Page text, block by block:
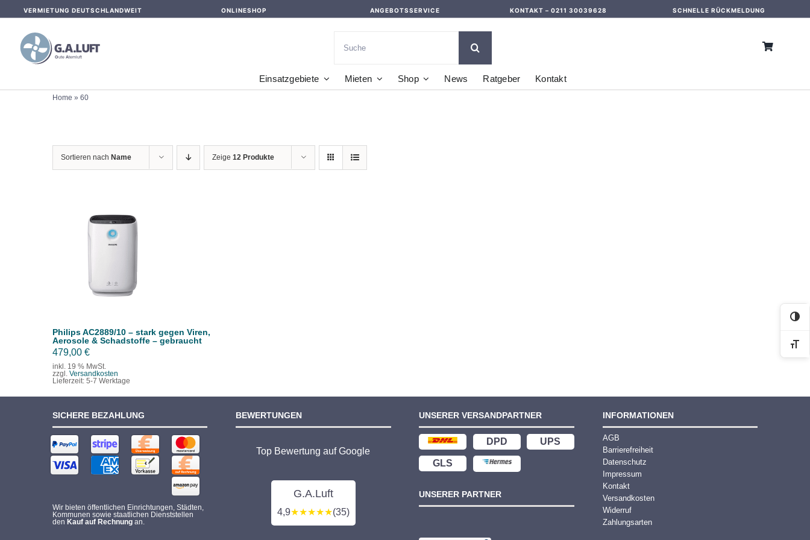
content
VERMIETUNG DEUTSCHLANDWEIT ONLINESHOP ANGEBOTSSERVICE KONTAKT – 0211 30039628 SCHNELLE RÜCKMELDUNG
nach:
Einsatzgebiete Mieten Shop News Ratgeber Kontakt
Home » 60
Sortieren nach Name Zeige 12 Produkte
Philips AC2889/10 – stark gegen Viren,
Aerosole & Schadstoffe – gebraucht
479,00 €
inkl. 19 % MwSt.
zzgl. Versandkosten
Lieferzeit: 5-7 Werktage
SICHERE BEZAHLUNG
Wir bieten öffentlichen Einrichtungen, Städten,
Kommunen sowie staatlichen Dienststellen
den Kauf auf Rechnungan.
BEWERTUNGEN
Top Bewertung auf Google
G.A.Luft
4,9★★★★★(35)
UNSERER VERSANDPARTNER
DPD UPS
GLS
UNSERER PARTNER
INFORMATIONEN
AGB
Barrierefreiheit
Datenschutz
Impressum
Kontakt
Versandkosten
Widerruf
Zahlungsarten